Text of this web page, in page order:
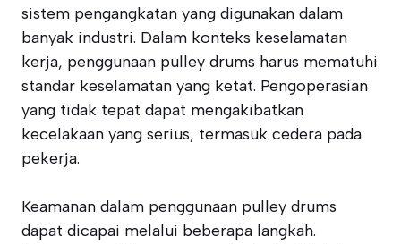
sistem pengangkatan yang digunakan dalam
banyak industri. Dalam konteks keselamatan
kerja, penggunaan pulley drums harus mematuhi
standar keselamatan yang ketat. Pengoperasian
yang tidak tepat dapat mengakibatkan
kecelakaan yang serius, termasuk cedera pada
pekerja.
Keamanan dalam penggunaan pulley drums
dapat dicapai melalui beberapa langkah.